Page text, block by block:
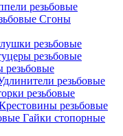
резьбовые
Сгоны
резьбовые
резьбовые
резьбовые
резьбовые
резьбовые
резьбовые
Гайки стопорные